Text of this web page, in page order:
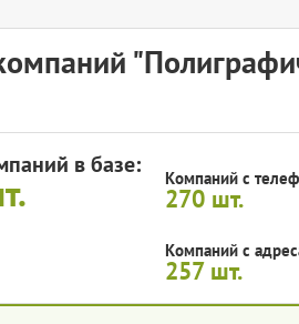
в базе: Компаний с
270 шт.
Компаний с
257 шт.